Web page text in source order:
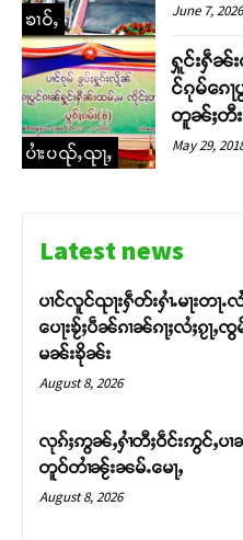
ၶၢဝ်ႇ
June 7, 2026
ပၢႆးပၺ်ႇၺႃႇ
ႁူင်းႁဵၼ်
င်ၵုမ်ၵေ
တူၼ်ႈတီး
May 29,
Latest news
ပၢင်လူင်ၺႃးႁဵတ်းႁၢႆႉမႃးတႃႉ
ပေႃးၶႂ်ႈပဵၼ်ၵၢၼ်ၵႃႈလႆႈၵႂႃႇၸွ
မၼ်းၶိုၼ်း
August 8, 2026
လုၵ်ႈဢွၼ်ႇႁၢႆတီႈဝဵင်းဢွင်ႇပ
တူဝ်တၢႆၼႂ်းၼမ်ႉမေႃႇ
August 8, 2026